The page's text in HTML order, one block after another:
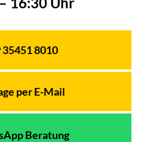
Telefon:
35451 8010
per E-Mail
Beratung